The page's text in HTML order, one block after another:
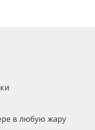
в любую жару